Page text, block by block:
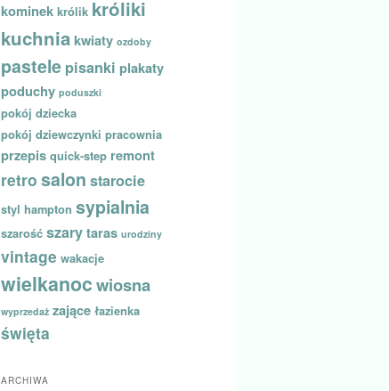
kominek królik króliki
kuchnia kwiaty ozdoby
pastele pisanki plakaty
poduchy poduszki
pokój dziecka
pokój dziewczynki pracownia
przepis quick-step remont
retro salon starocie
styl hampton sypialnia
szarość szarytaras urodziny
vintage wakacje
wielkanocwiosna
wyprzedaż zające łazienka
święta
ARCHIWA